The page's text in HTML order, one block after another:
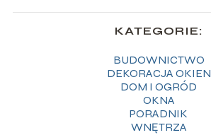
KATEGORIE:
BUDOWNICTWO
DEKORACJA OKIEN
DOM I OGRÓD
OKNA
PORADNIK
WNĘTRZA